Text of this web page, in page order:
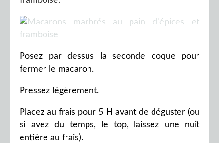
Posez par dessus la seconde coque pour
fermer le macaron.
Pressez légèrement.
Placez au frais pour 5 H avant de déguster (ou
si avez du temps, le top, laissez une nuit
entière au frais).